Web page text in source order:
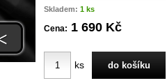
Skladem: 1 ks
Cena: 1 690 Kč
ks